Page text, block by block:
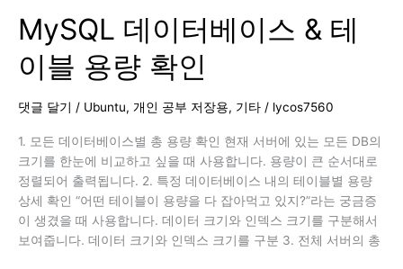
MySQL 데이터베이스 & 테
이블 용량 확인
댓글 달기 / Ubuntu, 개인 공부 저장용, 기타 / lycos7560
1. 모든 데이터베이스별 총 용량 확인 현재 서버에 있는 모든 DB의
크기를 한눈에 비교하고 싶을 때 사용합니다. 용량이 큰 순서대로
정렬되어 출력됩니다. 2. 특정 데이터베이스 내의 테이블별 용량
상세 확인 “어떤 테이블이 용량을 다 잡아먹고 있지?”라는 궁금증
이 생겼을 때 사용합니다. 데이터 크기와 인덱스 크기를 구분해서
보여줍니다. 데이터 크기와 인덱스 크기를 구분 3. 전체 서버의 총